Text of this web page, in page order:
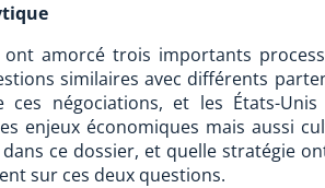
ont amorcé trois importants
similaires avec différents
ces négociations, et les États-
enjeux économiques mais aussi
dans ce dossier, et quelle stratégie
sur ces deux questions.